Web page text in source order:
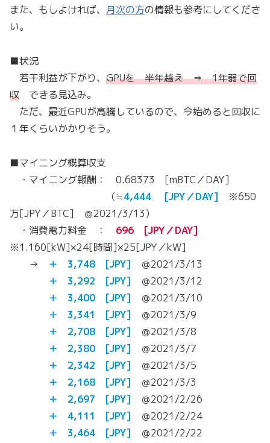
また、もしよければ、 月次の方の情報も参考にしてくださ
い。
■状況
若干利益が下がり、 GPUを半年越え⇒ 1年弱で回
収 できる見込み。
ただ、最近GPUが高騰しているので、今始めると回収に
１年くらいかかりそう。
■マイニング概算収支
・マイニング報酬： 0.68373 [mBTC／DAY]
（≒4,444 [JPY／DAY] ※650
万[JPY／BTC] ＠2021/3/13）
・消費電力料金 ： 696 [JPY／DAY]
※1.160[kW]×24[時間]×25[JPY／kW]
→
＋ 3,748 [JPY] ＠2021/3/13
＋ 3,292 [JPY] ＠2021/3/12
＋ 3,400 [JPY] ＠2021/3/10
＋ 3,341 [JPY] ＠2021/3/9
＋ 2,708 [JPY] ＠2021/3/8
＋ 2,380 [JPY] ＠2021/3/7
＋ 2,342 [JPY] ＠2021/3/5
＋ 2,168 [JPY] ＠2021/3/3
＋ 2,697 [JPY] ＠2021/2/26
＋ 4,111 [JPY] ＠2021/2/24
＋ 3,464 [JPY] ＠2021/2/22